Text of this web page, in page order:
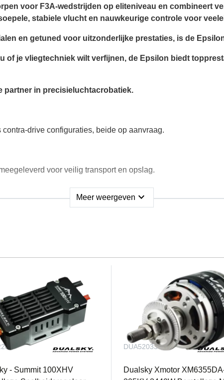
voor F3A-wedstrijden op eliteniveau en combineert
stabiele vlucht en nauwkeurige controle voor
en getuned voor uitzonderlijke prestaties, is de
of je vliegtechniek wilt verfijnen, de Epsilon biedt
partner in precisieluchtacrobatiek.
drive configuraties, beide op aanvraag.
voor veilig transport en opslag.
LE van de onderste vleugel
accessoires en landingsgestel)
met enkele aandrijving + ESC 100A
Meer weergeven expand_more
- Summit 100XHV
DUA52033
Dualsky Xmotor